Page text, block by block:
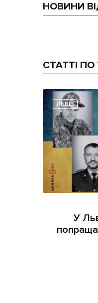
НОВИНИ
СТАТТІ ПО
ЛЬВІВ
У